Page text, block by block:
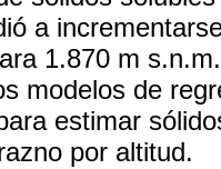
a
1.870 m
modelos de
estimar
por altitud.